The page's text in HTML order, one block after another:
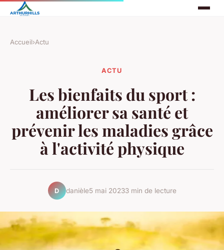
Accueil›Actu
ACTU
Les bienfaits du sport :
améliorer sa santé et
prévenir les maladies grâce
à l'activité physique
D danièle5 mai 20233 min de lecture